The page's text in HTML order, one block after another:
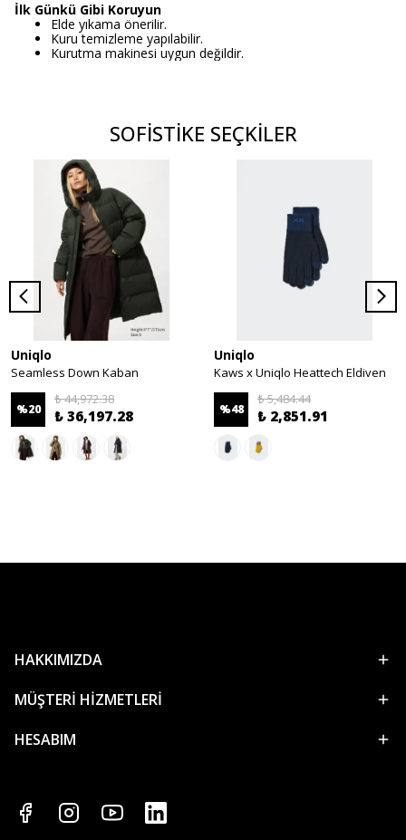
İlk Günkü Gibi Koruyun
Elde yıkama önerilir.
Kuru temizleme yapılabilir.
Kurutma makinesi uygun değildir.
SOFİSTİKE SEÇKİLER
Uniqlo
Seamless Down Kaban
%20
₺ 44,972.38
₺ 36,197.28
Uniqlo
Kaws x Uniqlo Heattech Eldiven
%48
₺ 5,484.44
₺ 2,851.91
HAKKIMIZDA
MÜŞTERİ HİZMETLERİ
HESABIM